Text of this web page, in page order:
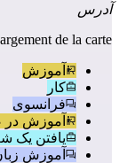
آدرس
de la carte...
آموزش
کار
فرانسوی
آموزش در
یافتن یک
آموزش